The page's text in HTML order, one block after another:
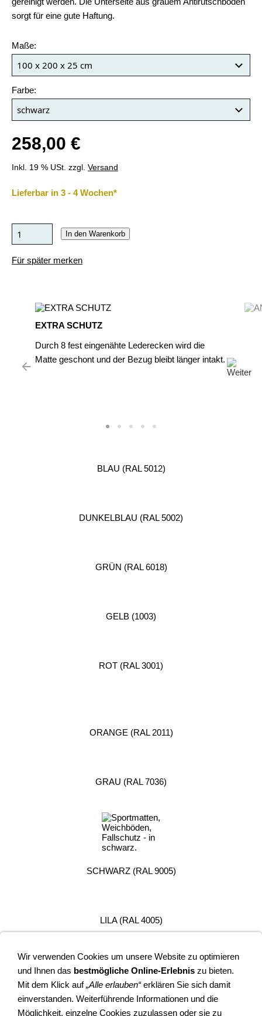
sorgt für eine gute Haftung.
Maße:
Farbe:
258,00 €
Inkl. 19 % USt. zzgl. Versand
Lieferbar in 3 - 4 Wochen*
In den Warenkorb
Für später merken
EXTRA SCHUTZ
Durch 8 fest eingenähte Lederecken wird die
Matte geschont und der Bezug bleibt länger intakt.
BLAU (RAL 5012)
DUNKELBLAU (RAL 5002)
GRÜN (RAL 6018)
GELB (1003)
ROT (RAL 3001)
ORANGE (RAL 2011)
GRAU (RAL 7036)
SCHWARZ (RAL 9005)
LILA (RAL 4005)
PINK (RAL 4003)
Wir verwenden Cookies um unsere Website zu optimieren
und Ihnen das bestmögliche Online-Erlebnis zu bieten.
Mit dem Klick auf„Alle erlauben“erklären Sie sich damit
einverstanden. Weiterführende Informationen und die
Möglichkeit, einzelne Cookies zuzulassen oder sie zu